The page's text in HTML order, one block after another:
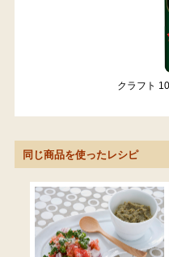
クラフト
同じ商品を使ったレシピ